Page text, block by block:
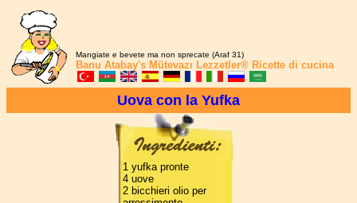
Mangiate e bevete ma non sprecate (Araf 31)
Banu Atabay's Mütevazı Lezzetler® Ricette di cucina
Uova con la Yufka
1 yufka pronte
4 uove
2 bicchieri olio per